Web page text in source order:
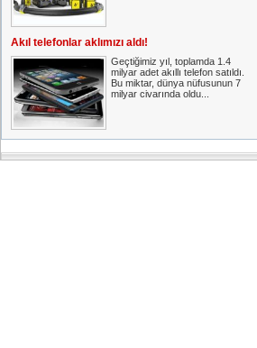
Akıl telefonlar aklımızı aldı!
Geçtiğimiz yıl, toplamda 1.4
milyar adet akıllı telefon satıldı.
Bu miktar, dünya nüfusunun 7
milyar civarında oldu...